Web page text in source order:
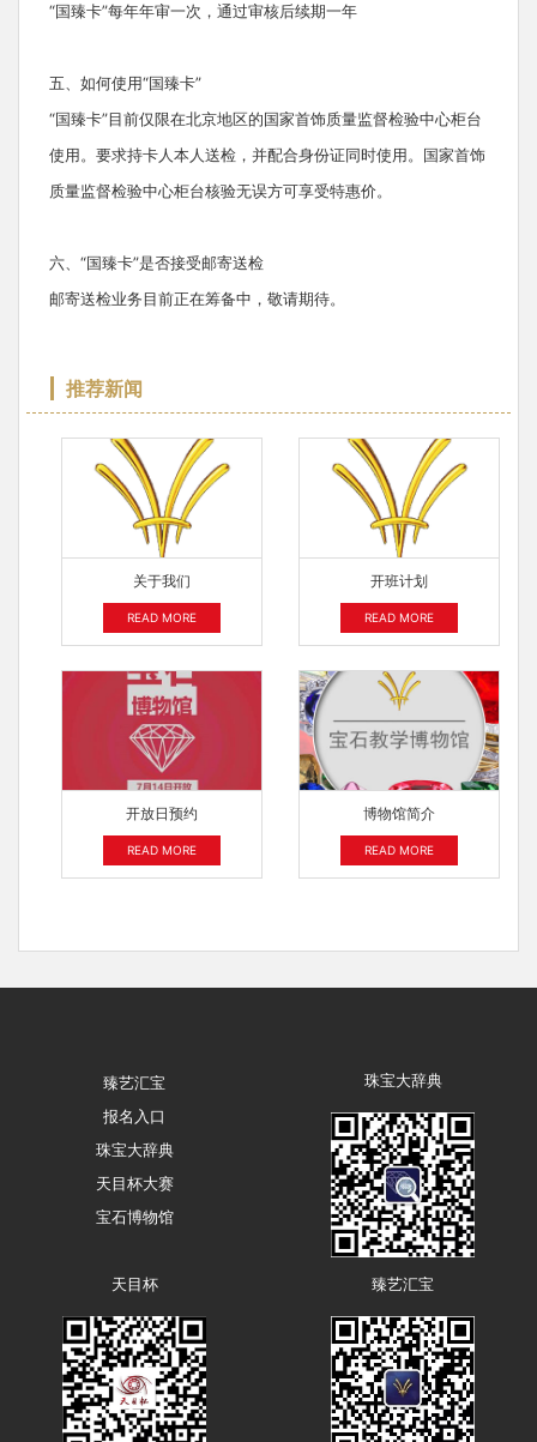
“国臻卡”每年年审一次，通过审核后续期一年
五、如何使用“国臻卡”
“国臻卡”目前仅限在北京地区的国家首饰质量监督检验中心柜台
使用。要求持卡人本人送检，并配合身份证同时使用。国家首饰
质量监督检验中心柜台核验无误方可享受特惠价。
六、“国臻卡”是否接受邮寄送检
邮寄送检业务目前正在筹备中，敬请期待。
推荐新闻
关于我们
READ MORE
开班计划
READ MORE
开放日预约
READ MORE
博物馆简介
READ MORE
臻艺汇宝
报名入口
珠宝大辞典
天目杯大赛
宝石博物馆
珠宝大辞典
天目杯 臻艺汇宝